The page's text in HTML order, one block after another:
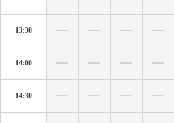
13:30
14:00
14:30